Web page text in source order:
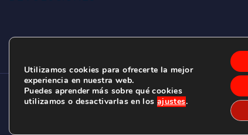
CLUB DE SURF LAS DUNAS ©2026.
C/ BERNARDO ÁLVAREZ GALAN 1, SALINAS (ASTURIAS)
Utilizamos cookies para ofrecerte la mejor
experiencia en nuestra web.
Puedes aprender más sobre qué cookies
utilizamos o desactivarlas en los ajustes.